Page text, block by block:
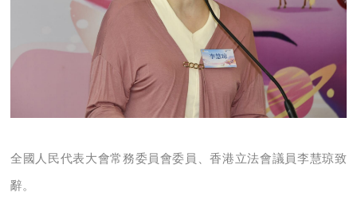
全國人民代表大會常務委員會委員、香港立法會議員李慧琼致
辭。